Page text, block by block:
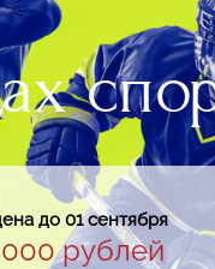
до 01 сентября
рублей